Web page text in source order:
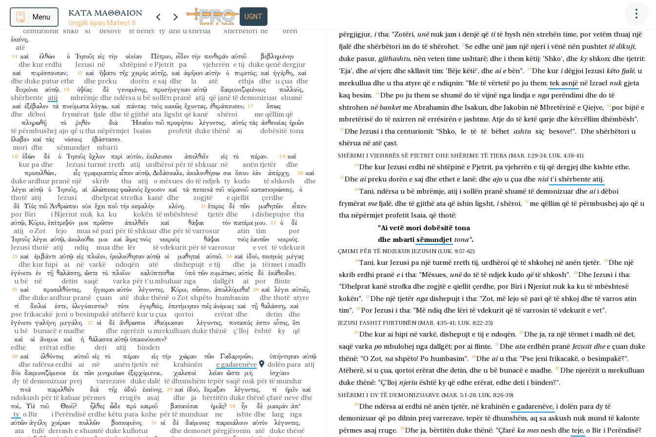
Menu ΚΑΤΑ ΜΑΘΘΑΙΟΝ
Ungjilli sipas Mateut 8
UGNT
ἐξώτερον,
të jashtmen
ἐκεῖ
atje do të jetë qarja dhe kërcëllimi
τῶν
i dhëmbëve
καὶ
dhe
εἶπεν
τῷ ἑκατοντάρχῃ,
centurionit
ὕπαγε,
shko
ὡς
si
ἐπίστευσας,
besove
γενηθήτω
të bëhet
σοι.
ty
καὶ
dhe
ἰάθη
u shërua
ὁ παῖς
shërbëtori në orën
ἐκείνῃ.
atë
καὶ
dhe
ἐλθὼν
kur erdhi
ὁ Ἰησοῦς
Jezusi
εἰς
në
τὴν οἰκίαν
shtëpinë
Πέτρου,
e Pjetrit
εἶδεν
pa
τὴν πενθερὰν
vjehrrën
αὐτοῦ
e tij
βεβλημένην
duke qenë dergjur
καὶ
dhe
πυρέσσουσαν;
duke patur ethe
καὶ
dhe
ἥψατο
preku
τῆς χειρὸς
dorën
αὐτῆς,
e saj
καὶ
dhe
ἀφῆκεν
la
αὐτὴν
atë
ὁ πυρετός;
ethja
καὶ
dhe
ἠγέρθη,
u çua
καὶ
dhe
διηκόνει
shërbente
αὐτῷ.
atij
ὀψίας
mbrëmje
δὲ
dhe
γενομένης,
ndërsa u bë
προσήνεγκαν
sollën pranë
αὐτῷ
atij
δαιμονιζομένους
që janë të demonizuar
πολλούς,
shumë
καὶ
dhe
ἐξέβαλεν
dëboi
τὰ πνεύματα
frymërat
λόγῳ,
fjale
καὶ
dhe
πάντας
të gjithë
τοὺς
ata
κακῶς
ligsht
ἔχοντας,
që kanë
ἐθεράπευσεν;
shëroi
ὅπως
me qëllim që
πληρωθῇ
të përmbushej
τὸ
ajo
ῥηθὲν
që u tha
διὰ
nëpërmjet
Ἠσαΐου
Isaias
τοῦ προφήτου
profetit
λέγοντος,
duke thënë
αὐτὸς
ai
τὰς ἀσθενείας
dobësitë
ἡμῶν
tona
ἔλαβεν
mori
καὶ
dhe
τὰς νόσους
sëmundjet
ἐβάστασεν.
mbarti
ἰδὼν
kur pa
δὲ
dhe
ὁ Ἰησοῦς
Jezusi
ὄχλον
turmë
περὶ
rreth
αὐτὸν,
atij
ἐκέλευσεν
urdhëroi
ἀπελθεῖν
për të shkuar
εἰς
në
τὸ πέραν.
anën tjetër
καὶ
dhe
προσελθὼν,
duke ardhur pranë
εἷς
një
γραμματεὺς
skrib
εἶπεν
tha
αὐτῷ,
atij
Διδάσκαλε,
o mësues
ἀκολουθήσω
do të ndjek
σοι
ty
ὅπου
kudo
ἐὰν ἀπέρχῃ.
të shkosh
καὶ
dhe
λέγει
thotë
αὐτῷ
atij
ὁ Ἰησοῦς,
Jezusi
αἱ ἀλώπεκες
dhelprat
φωλεοὺς
strofka
ἔχουσιν
kanë
καὶ
dhe
τὰ πετεινὰ
zogjtë
τοῦ οὐρανοῦ
e qiellit
κατασκηνώσεις,
çerdhe
ὁ
δὲ
por
Υἱὸς
Biri
τοῦ Ἀνθρώπου
i Njeriut
οὐκ
nuk
ἔχει
ka
ποῦ
ku
τὴν κεφαλὴν
kokën
κλίνῃ.
të mbështesë
ἕτερος
tjetër
δὲ
dhe
τῶν μαθητῶν
i dishepujve
εἶπεν
tha
αὐτῷ,
atij
Κύριε,
o Zot
ἐπίτρεψόν
lejo
μοι
mua
πρῶτον
së pari
ἀπελθεῖν
për të shkuar
καὶ
dhe
θάψαι
për të varrosur
τὸν πατέρα
atin
μου.
tim
ὁ δὲ
por
Ἰησοῦς
Jezusi
λέγει
thotë
αὐτῷ,
atij
ἀκολούθει
ndiq
μοι
mua
καὶ
dhe
ἄφες
lër
τοὺς νεκροὺς
të vdekurit
θάψαι
për të varrosur
τοὺς ἑαυτῶν
e vet
νεκρούς.
të vdekurit
καὶ
dhe
ἐμβάντι
kur hipi
αὐτῷ
ai
εἰς
në
πλοῖον,
varkë
ἠκολούθησαν
ndoqën
αὐτῷ
atë
οἱ μαθηταὶ
dishepujt
αὐτοῦ.
e tij
καὶ
dhe
ἰδοὺ,
ja
σεισμὸς
tërmet
μέγας
i madh
ἐγένετο
u bë
ἐν
në
τῇ θαλάσσῃ,
detin
ὥστε
saqë
τὸ πλοῖον
varka
καλύπτεσθαι
për t'u mbuluar
ὑπὸ
nga
τῶν κυμάτων;
dallgët
αὐτὸς
ai
δὲ
por
ἐκάθευδεν.
flinte
καὶ
dhe
προσελθόντες,
duke ardhur pranë
ἤγειραν
çuan
αὐτὸν
atë
λέγοντες,
duke thënë
Κύριε,
o Zot
σῶσον,
shpëto
ἀπολλύμεθα!
humbasim
καὶ
dhe
λέγει
thotë
αὐτοῖς,
atyre
τί
pse
δειλοί
frikacakë
ἐστε,
jeni
ὀλιγόπιστοι?
o besimpakë
τότε
atëherë
ἐγερθεὶς,
kur u çua
ἐπετίμησεν
qortoi
τοῖς ἀνέμοις
erërat
καὶ
dhe
τῇ θαλάσσῃ,
detin
καὶ
dhe
ἐγένετο
u bë
γαλήνη
bunacë
μεγάλη.
e madhe
οἱ δὲ
dhe
ἄνθρωποι
njerëzit
ἐθαύμασαν
u mrekulluan
λέγοντες,
duke thënë
ποταπός
ç'lloj
ἐστιν
është
οὗτος,
ky
ὅτι
që
καὶ
edhe
οἱ ἄνεμοι
erërat
καὶ
edhe
ἡ θάλασσα
deti
αὐτῷ
atij
ὑπακούουσιν?
binden
καὶ
dhe
ἐλθόντος
ndërsa erdhi
αὐτοῦ
ai
εἰς
në
τὸ πέραν
anën tjetër
εἰς
në
τὴν χώραν
krahinën
τῶν Γαδαρηνῶν,
e gadarenëve
ὑπήντησαν
dolën para
αὐτῷ
atij
δύο
dy
δαιμονιζόμενοι
të demonizuar
ἐκ
prej
τῶν μνημείων
varrezave
ἐξερχόμενοι,
duke dalë
χαλεποὶ
të dhunshëm
λείαν
tepër
ὥστε
saqë
μὴ
nuk
ἰσχύειν
për të mundur
τινὰ
ndokush
παρελθεῖν
për të kaluar
διὰ
përmes
τῆς ὁδοῦ
rrugës
ἐκείνης.
asaj
καὶ
dhe
ἰδοὺ,
ja
ἔκραξαν
bërtitën
λέγοντες,
duke thënë
τί
çfarë
ἡμῖν
neve
καὶ
dhe
σοί,
ty
Υἱὲ
o Bir
τοῦ Θεοῦ?
i Perëndisë
ἦλθες
erdhe
ὧδε
këtu
πρὸ
para
καιροῦ
kohe
βασανίσαι
për të munduar
ἡμᾶς?
ne
ἦν
ishte
δὲ
dhe
μακρὰν
larg
ἀπ’
nga
αὐτῶν
ata
ἀγέλη
tufë
χοίρων
derrash
πολλῶν
e shumtë
βοσκομένη.
duke kullotur
οἱ δὲ
dhe
δαίμονες
demonët
παρεκάλουν
përgjëronin
αὐτὸν
atë
λέγοντες,
duke thënë
përgjigjur, i tha: "Zotëri, unë nuk jam i denjë që ti të hysh nën strehën time, por vetëm thuaj një
fjalë dhe shërbëtori im do të shërohet. Se edhe unë jam një njeri i vënë nën pushtet të dikujt,
duke pasur, gjithashtu, nën veten time ushtarë; dhe i them këtij: 'Shko', dhe ky shkon; dhe tjetrit:
'Eja', dhe ai vjen; dhe skllavit tim: 'Bëje këtë', dhe ai e bën". Dhe kur i dëgjoi Jezusi këto fjalë, u
mrekullua dhe u tha atyre që e ndiqnin: "Me të vërtetë po ju them: tek asnjë në Izrael nuk gjeta
kaq besim. Dhe po ju them se shumë do të vijnë nga lindja e nga perëndimi dhe do të
shtrohen në banket me Abrahamin dhe Isakun, dhe Jakobin në Mbretërinë e Qiejve, por bijtë e
mbretërisë do të nxirren në errësirën e jashtme. Atje do të ketë qarje dhe kërcëllim dhëmbësh".
Dhe Jezusi i tha centurionit: "Shko, le të të bëhet ashtu siç besove!". Dhe shërbëtori u
shërua në atë çast.
SHËRIMI I VJEHRRËS SË PJETRIT DHE SHËRIME TË TJERA (MAR. 1:29-34; LUK. 4:38-41)
Dhe kur Jezusi erdhi në shtëpinë e Pjetrit, pa vjehrrën e tij që dergjej dhe kishte ethe.
Dhe ai preku dorën e saj dhe ethet e lanë; dhe ajo u çua dhe nisi t'i shërbente atij.
Tani, ndërsa u bë mbrëmje, atij i sollën pranë shumë të demonizuar dhe ai i dëboi
frymërat me fjalë, dhe të gjithë ata që ishin ligsht, i shëroi, me qëllim që të përmbushej ajo që u
tha nëpërmjet profetit Isaia, që thotë:
"Ai vetë mori dobësitë tona
dhe mbarti sëmundjet tona".
ÇMIMI PËR TË NDJEKUR JEZUSIN (LUK. 9:57-62)
Tani, kur Jezusi pa një turmë rreth tij, urdhëroi që të shkohej në anën tjetër. Dhe një
skrib erdhi pranë e i tha: "Mësues, unë do të të ndjek kudo që të shkosh". Dhe Jezusi i tha:
"Dhelprat kanë strofka dhe zogjtë e qiellit çerdhe, por Biri i Njeriut nuk ka ku të mbështesë
kokën".
Dhe një tjetër nga dishepujt i tha: "Zot, më lejo së pari që të shkoj dhe të varros atin
tim".
Por Jezusi i tha: "Më ndiq dhe lëri të vdekurit që të varrosin të vdekurit e vet".
JEZUSI FASHIT FURTUNËN (MAR. 4:35-41; LUK. 8:22-25)
Dhe kur ai hipi në varkë, dishepujt e tij e ndoqën. Dhe ja, ra një tërmet i madh në det,
saqë varka po mbulohej nga dallgët; por ai flinte. Dhe ata erdhën pranë Jezusit dhe e çuan duke
thënë: "O Zot, na shpëto! Po humbasim". Dhe ai u tha: "Pse jeni frikacakë, o besimpakë?".
Atëherë, si u çua, qortoi erërat dhe detin, dhe u bë bunacë e madhe. Dhe njerëzit u mrekulluan
duke thënë: "Ç'lloj njeriu është ky që edhe erërat, edhe deti i binden?".
SHËRIMI I DY TË DEMONIZUARVE (MAR. 5:1-20; LUK. 8:26-39)
Dhe ndërsa ai erdhi në anën tjetër, në krahinën e gadarenëve, i dolën para dy të
demonizuar që po dilnin prej varrezave, tepër të dhunshëm, aq sa askush nuk mund të kalonte
përmes asaj rruge. Dhe ja, bërtitën duke thënë: "Çfarë ka mes nesh dhe teje, o Bir i Perëndisë?